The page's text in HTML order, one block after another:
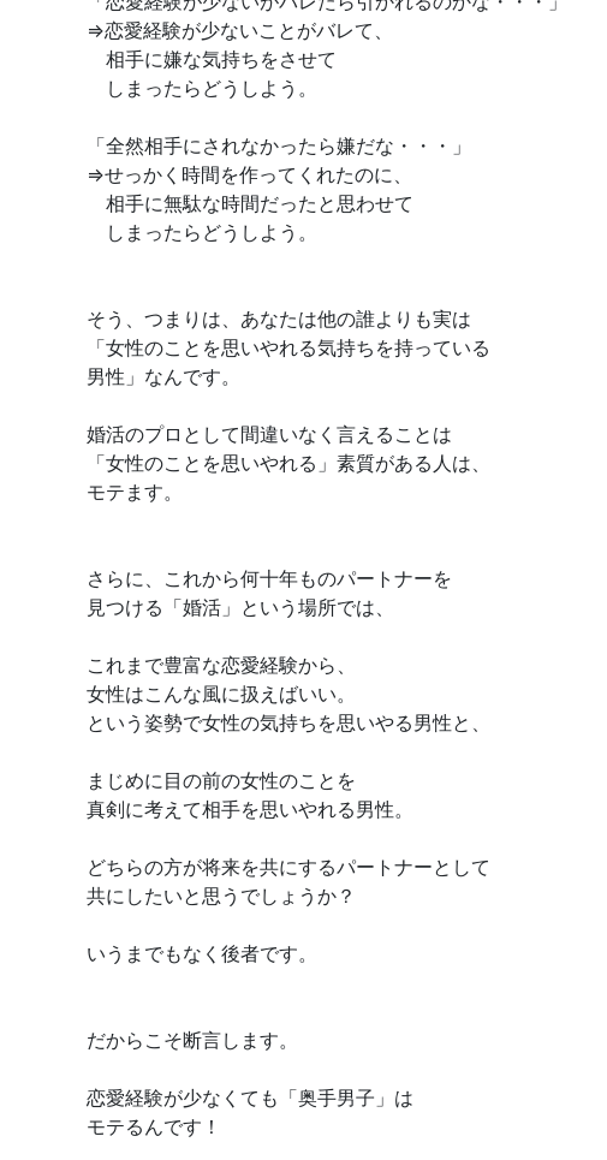
⇒恋愛経験が少ないことがバレて、
相手に嫌な気持ちをさせて
しまったらどうしよう。
「全然相手にされなかったら嫌だな・・・」
⇒せっかく時間を作ってくれたのに、
相手に無駄な時間だったと思わせて
しまったらどうしよう。
そう、つまりは、あなたは他の誰よりも実は
「女性のことを思いやれる気持ちを持っている
男性」なんです。
婚活のプロとして間違いなく言えることは
「女性のことを思いやれる」素質がある人は、
モテます。
さらに、これから何十年ものパートナーを
見つける「婚活」という場所では、
これまで豊富な恋愛経験から、
女性はこんな風に扱えばいい。
という姿勢で女性の気持ちを思いやる男性と、
まじめに目の前の女性のことを
真剣に考えて相手を思いやれる男性。
どちらの方が将来を共にするパートナーとして
共にしたいと思うでしょうか？
いうまでもなく後者です。
だからこそ断言します。
恋愛経験が少なくても「奥手男子」は
モテるんです！